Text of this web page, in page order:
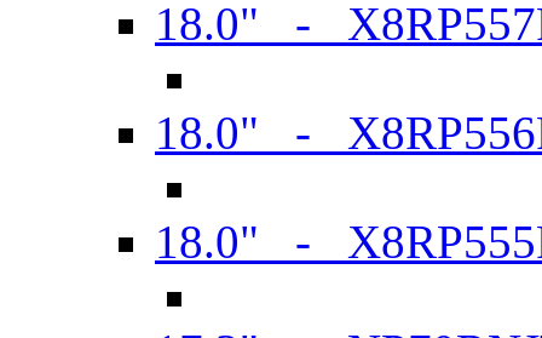
18.0" -
18.0" -
18.0" -